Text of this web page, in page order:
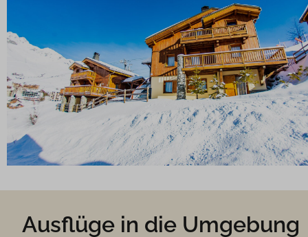
Ausflüge in die Umgebung